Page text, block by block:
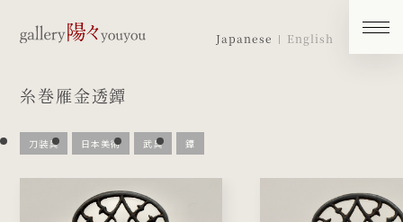
Japanese English
糸巻雁金透鐔
刀装具 日本美術 武具 鐔